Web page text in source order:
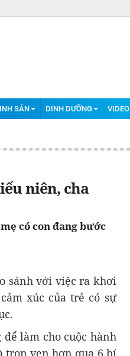
SẢN DINH DƯỠNG VIDEO
niên, cha
có con đang bước
sánh với việc ra khơi
xúc của trẻ có sự
làm cho cuộc hành
trọn vẹn hơn qua 6 bí